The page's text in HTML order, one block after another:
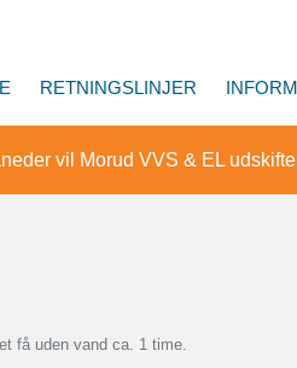
RETNINGSLINJER
vil Morud VVS & EL
få uden vand ca. 1 time.